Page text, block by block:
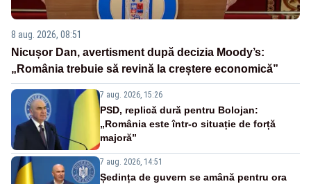
8 aug. 2026, 08:51
Nicușor Dan, avertisment după decizia Moody’s:
„România trebuie să revină la creștere economică”
7 aug. 2026, 15:26
PSD, replică dură pentru Bolojan:
„România este într-o situație de forță
majoră”
7 aug. 2026, 14:51
Ședința de guvern se amână pentru ora